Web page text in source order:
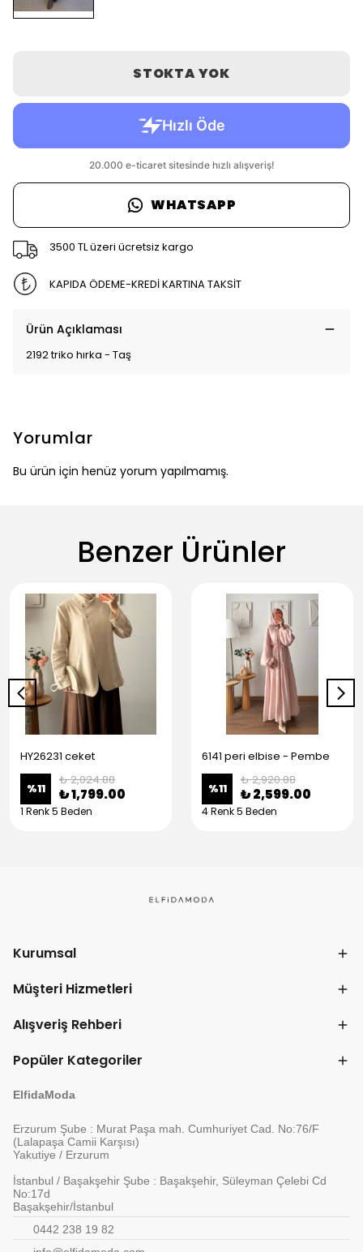
STOKTA YOK
WHATSAPP
3500 TL üzeri ücretsiz kargo
KAPIDA ÖDEME-KREDİ KARTINA TAKSİT
Ürün Açıklaması
2192 triko hırka - Taş
Yorumlar
Bu ürün için henüz yorum yapılmamış.
Benzer Ürünler
HY26231 ceket
%11
₺ 2,024.88
₺ 1,799.00
1 Renk 5 Beden
6141 peri elbise - Pembe
%11
₺ 2,920.88
₺ 2,599.00
4 Renk 5 Beden
Kurumsal
Müşteri Hizmetleri
Alışveriş Rehberi
Popüler Kategoriler
ElfidaModa
Erzurum Şube : Murat Paşa mah. Cumhuriyet Cad. No:76/F
(Lalapaşa Camii Karşısı)
Yakutiye / Erzurum
İstanbul / Başakşehir Şube : Başakşehir, Süleyman Çelebi Cd
No:17d
Başakşehir/İstanbul
0442 238 19 82